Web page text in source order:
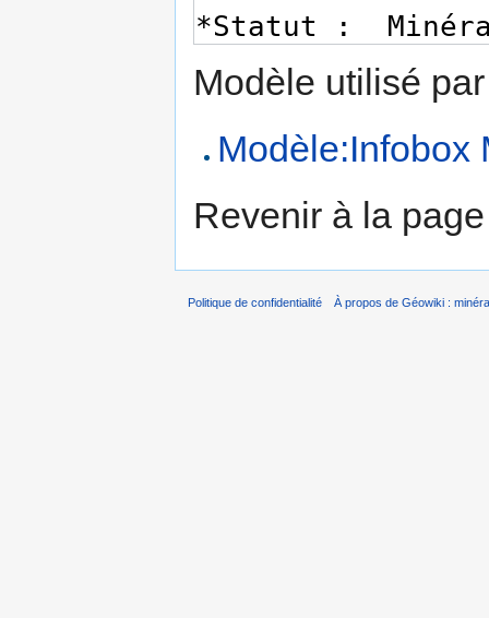
Modèle utilisé
Modèle:Infobox
Revenir à la
Politique de confidentialité À propos de Géowiki :